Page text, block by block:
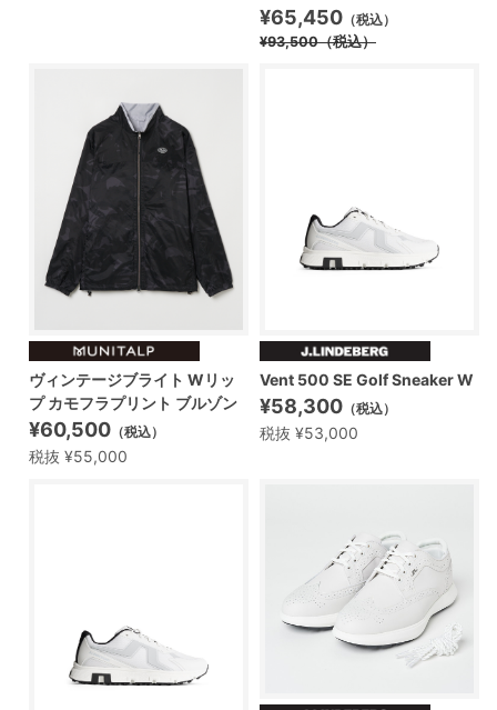
¥65,450 （税込）
¥93,500（税込）
ヴィンテージブライト Wリッ
プ カモフラプリント ブルゾン
¥60,500 （税込）
税抜 ¥55,000
Vent 500 SE Golf Sneaker W
¥58,300 （税込）
税抜 ¥53,000